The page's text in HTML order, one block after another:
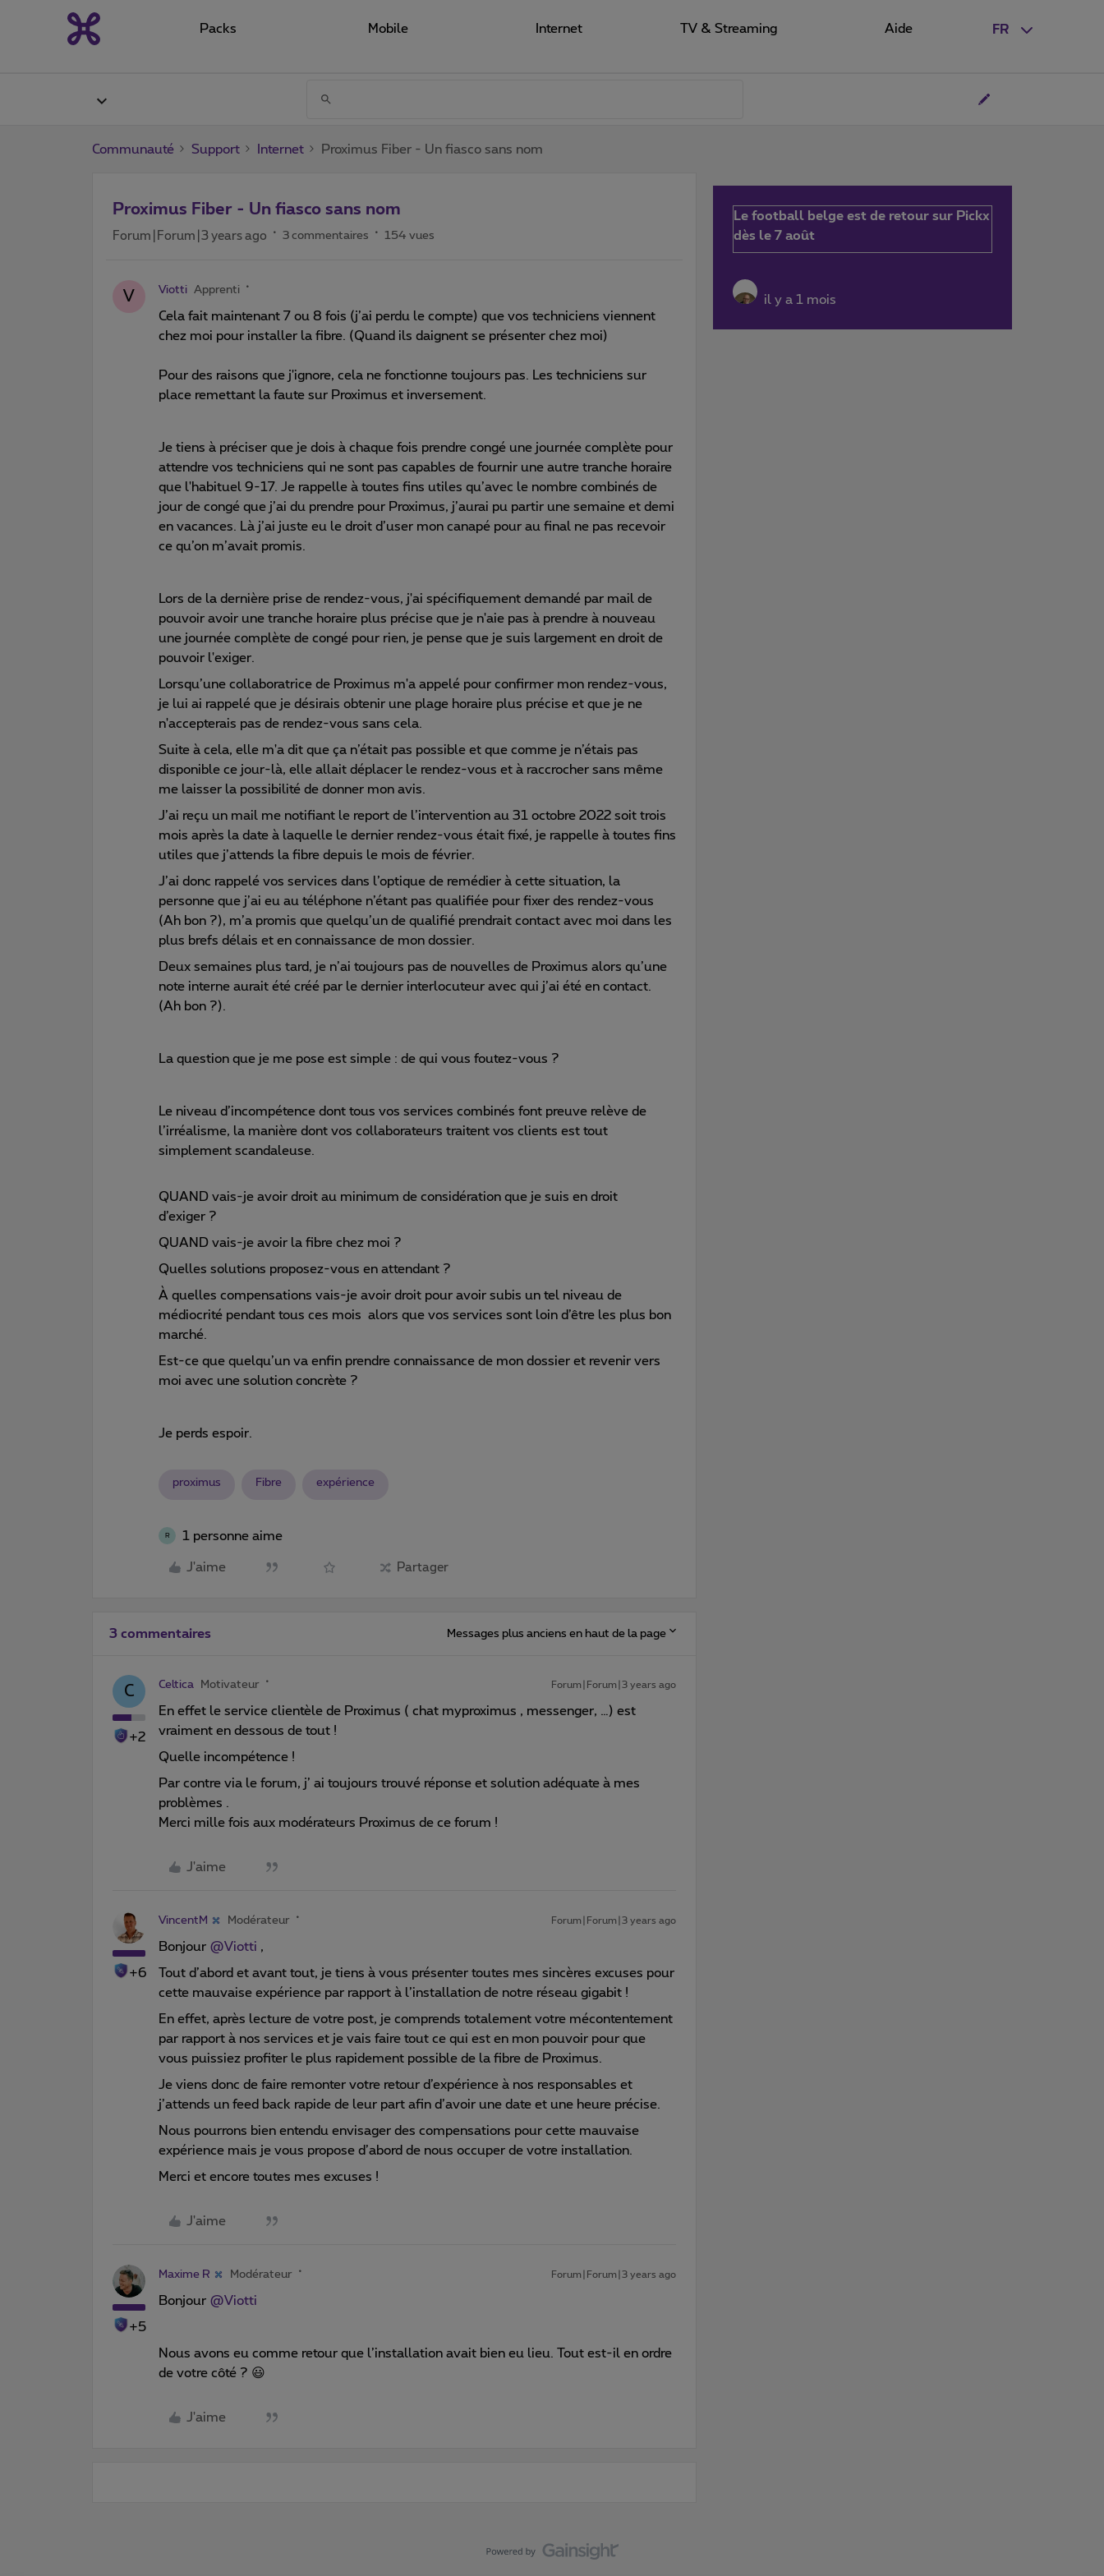
FR
Packs Mobile Internet TV & Streaming Aide
Communauté Support Internet Proximus Fiber - Un fiasco sans nom
Proximus Fiber - Un fiasco sans nom
Forum|Forum|3 years ago 3 commentaires 154 vues
V Viotti Apprenti
Cela fait maintenant 7 ou 8 fois (j’ai perdu le compte) que vos techniciens viennent
chez moi pour installer la fibre. (Quand ils daignent se présenter chez moi)
Pour des raisons que j'ignore, cela ne fonctionne toujours pas. Les techniciens sur
place remettant la faute sur Proximus et inversement.
Je tiens à préciser que je dois à chaque fois prendre congé une journée complète pour
attendre vos techniciens qui ne sont pas capables de fournir une autre tranche horaire
que l'habituel 9-17. Je rappelle à toutes fins utiles qu’avec le nombre combinés de
jour de congé que j’ai du prendre pour Proximus, j’aurai pu partir une semaine et demi
en vacances. Là j’ai juste eu le droit d’user mon canapé pour au final ne pas recevoir
ce qu’on m’avait promis.
Lors de la dernière prise de rendez-vous, j'ai spécifiquement demandé par mail de
pouvoir avoir une tranche horaire plus précise que je n'aie pas à prendre à nouveau
une journée complète de congé pour rien, je pense que je suis largement en droit de
pouvoir l'exiger.
Lorsqu’une collaboratrice de Proximus m'a appelé pour confirmer mon rendez-vous,
je lui ai rappelé que je désirais obtenir une plage horaire plus précise et que je ne
n'accepterais pas de rendez-vous sans cela.
Suite à cela, elle m'a dit que ça n’était pas possible et que comme je n’étais pas
disponible ce jour-là, elle allait déplacer le rendez-vous et à raccrocher sans même
me laisser la possibilité de donner mon avis.
J’ai reçu un mail me notifiant le report de l’intervention au 31 octobre 2022 soit trois
mois après la date à laquelle le dernier rendez-vous était fixé, je rappelle à toutes fins
utiles que j’attends la fibre depuis le mois de février.
J’ai donc rappelé vos services dans l’optique de remédier à cette situation, la
personne que j’ai eu au téléphone n’étant pas qualifiée pour fixer des rendez-vous
(Ah bon ?), m’a promis que quelqu’un de qualifié prendrait contact avec moi dans les
plus brefs délais et en connaissance de mon dossier.
Deux semaines plus tard, je n’ai toujours pas de nouvelles de Proximus alors qu’une
note interne aurait été créé par le dernier interlocuteur avec qui j’ai été en contact.
(Ah bon ?).
La question que je me pose est simple : de qui vous foutez-vous ?
Le niveau d’incompétence dont tous vos services combinés font preuve relève de
l’irréalisme, la manière dont vos collaborateurs traitent vos clients est tout
simplement scandaleuse.
QUAND vais-je avoir droit au minimum de considération que je suis en droit
d’exiger ?
QUAND vais-je avoir la fibre chez moi ?
Quelles solutions proposez-vous en attendant ?
À quelles compensations vais-je avoir droit pour avoir subis un tel niveau de
médiocrité pendant tous ces mois alors que vos services sont loin d’être les plus bon
marché.
Est-ce que quelqu’un va enfin prendre connaissance de mon dossier et revenir vers
moi avec une solution concrète ?
Je perds espoir.
proximus Fibre expérience
R 1 personne aime
J'aime Partager
3 commentaires Messages plus anciens en haut de la page
C
+2
Celtica Motivateur Forum|Forum|3 years ago
En effet le service clientèle de Proximus ( chat myproximus , messenger, …) est
vraiment en dessous de tout !
Quelle incompétence !
Par contre via le forum, j’ ai toujours trouvé réponse et solution adéquate à mes
problèmes .
Merci mille fois aux modérateurs Proximus de ce forum !
J'aime
+6
VincentM Modérateur Forum|Forum|3 years ago
Bonjour @Viotti ,
Tout d’abord et avant tout, je tiens à vous présenter toutes mes sincères excuses pour
cette mauvaise expérience par rapport à l’installation de notre réseau gigabit !
En effet, après lecture de votre post, je comprends totalement votre mécontentement
par rapport à nos services et je vais faire tout ce qui est en mon pouvoir pour que
vous puissiez profiter le plus rapidement possible de la fibre de Proximus.
Je viens donc de faire remonter votre retour d’expérience à nos responsables et
j’attends un feed back rapide de leur part afin d’avoir une date et une heure précise.
Nous pourrons bien entendu envisager des compensations pour cette mauvaise
expérience mais je vous propose d’abord de nous occuper de votre installation.
Merci et encore toutes mes excuses !
J'aime
+5
Maxime R Modérateur Forum|Forum|3 years ago
Bonjour @Viotti
Nous avons eu comme retour que l’installation avait bien eu lieu. Tout est-il en ordre
de votre côté ? 😃
J'aime
Le football belge est de retour sur Pickx
dès le 7 août
il y a 1 mois